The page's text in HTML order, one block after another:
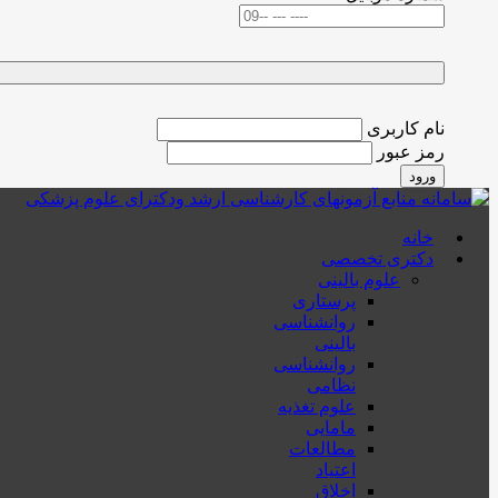
نام کاربری
رمز عبور
ورود
خانه
دکتری تخصصی
علوم بالینی
پرستاری
روانشناسی
بالینی
روانشناسی
نظامی
علوم تغذیه
مامایی
مطالعات
اعتیاد
اخلاق